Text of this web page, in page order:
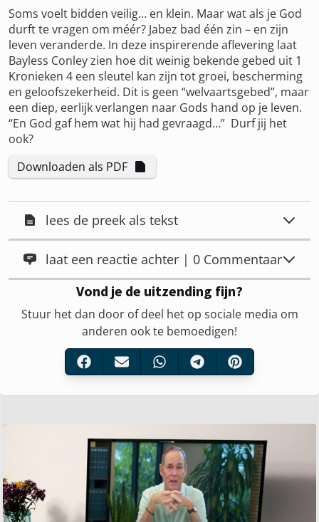
Soms voelt bidden veilig… en klein. Maar wat als je God
durft te vragen om méér? Jabez bad één zin – en zijn
leven veranderde. In deze inspirerende aflevering laat
Bayless Conley zien hoe dit weinig bekende gebed uit 1
Kronieken 4 een sleutel kan zijn tot groei, bescherming
en geloofszekerheid. Dit is geen “welvaartsgebed”, maar
een diep, eerlijk verlangen naar Gods hand op je leven.
“En God gaf hem wat hij had gevraagd…” ️ Durf jij het
ook?
Downloaden als PDF
lees de preek als tekst
laat een reactie achter | 0 Commentaar
Vond je de uitzending fijn?
Stuur het dan door of deel het op sociale media om
anderen ook te bemoedigen!